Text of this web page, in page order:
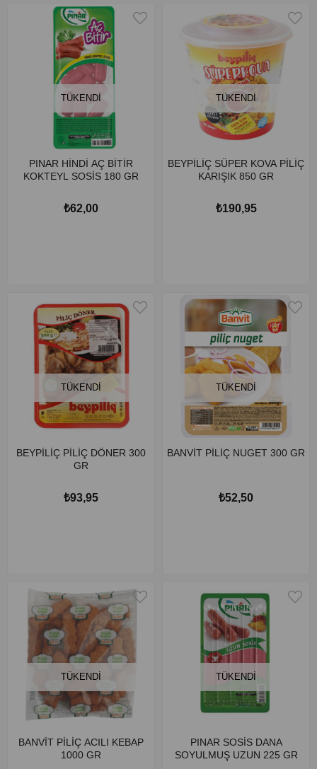
TÜKENDI
PINAR HİNDİ AÇ BİTİR
KOKTEYL SOSİS 180 GR
₺62,00
TÜKENDI
BEYPİLİÇ SÜPER KOVA PİLİÇ
KARIŞIK 850 GR
₺190,95
TÜKENDI
BEYPİLİÇ PİLİÇ DÖNER 300
GR
₺93,95
TÜKENDI
BANVİT PİLİÇ NUGET 300 GR
₺52,50
TÜKENDI
BANVİT PİLİÇ ACILI KEBAP
1000 GR
TÜKENDI
PINAR SOSİS DANA
SOYULMUŞ UZUN 225 GR